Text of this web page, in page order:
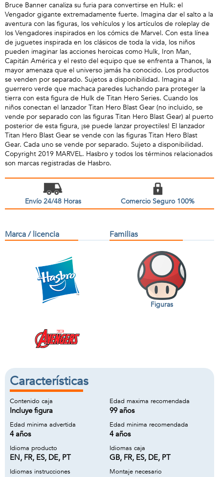
Bruce Banner canaliza su furia para convertirse en Hulk: el
Vengador gigante extremadamente fuerte. Imagina dar el salto a la
aventura con las figuras, los vehículos y los artículos de roleplay de
los Vengadores inspirados en los cómics de Marvel. Con esta línea
de juguetes inspirada en los clásicos de toda la vida, los niños
pueden imaginar las acciones heroicas como Hulk, Iron Man,
Capitán América y el resto del equipo que se enfrenta a Thanos, la
mayor amenaza que el universo jamás ha conocido. Los productos
se venden por separado. Sujetos a disponibilidad. Imagina al
guerrero verde que machaca paredes luchando para proteger la
tierra con esta figura de Hulk de Titan Hero Series. Cuando los
niños conectan el lanzador Titan Hero Blast Gear (no incluido, se
vende por separado con las figuras Titan Hero Blast Gear) al puerto
posterior de esta figura, ¡se puede lanzar proyectiles! El lanzador
Titan Hero Blast Gear se vende con las figuras Titan Hero Blast
Gear. Cada uno se vende por separado. Sujeto a disponibilidad.
Copyright 2019 MARVEL. Hasbro y todos los términos relacionados
son marcas registradas de Hasbro.
Envío 24/48 Horas Comercio Seguro 100%
Marca / licencia Familias
Figuras
Características
Contenido caja
Incluye figura
Edad maxima recomendada
99 años
Edad minima advertida
4 años
Edad minima recomendada
4 años
Idioma producto
EN, FR, ES, DE, PT
Idiomas caja
GB, FR, ES, DE, PT
Idiomas instrucciones Montaje necesario